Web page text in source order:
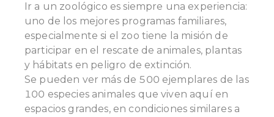
Ir a un zoológico es siempre una experiencia:
uno de los mejores programas familiares,
especialmente si el zoo tiene la misión de
participar en el rescate de animales, plantas
y hábitats en peligro de extinción.
Se pueden ver más de 500 ejemplares de las
100 especies animales que viven aquí en
espacios grandes, en condiciones similares a